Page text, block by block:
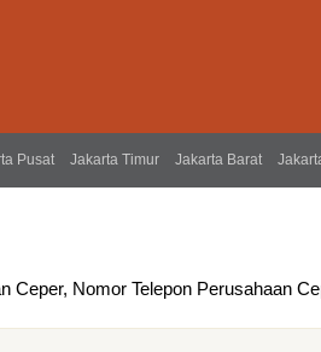
Pusat Jakarta Timur Jakarta Barat
Ceper, Nomor Telepon Perusahaan